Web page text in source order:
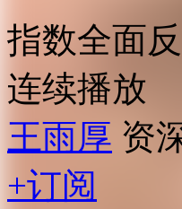
指数全面
连续播放
王雨厚 资
+订阅